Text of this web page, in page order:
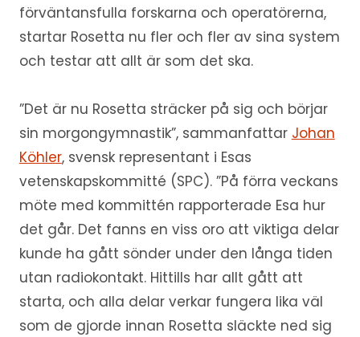
förväntansfulla forskarna och operatörerna,
startar Rosetta nu fler och fler av sina system
och testar att allt är som det ska.
”Det är nu Rosetta sträcker på sig och börjar
sin morgongymnastik”, sammanfattar Johan
Köhler, svensk representant i Esas
vetenskapskommitté (SPC). ”På förra veckans
möte med kommittén rapporterade Esa hur
det går. Det fanns en viss oro att viktiga delar
kunde ha gått sönder under den långa tiden
utan radiokontakt. Hittills har allt gått att
starta, och alla delar verkar fungera lika väl
som de gjorde innan Rosetta släckte ned sig